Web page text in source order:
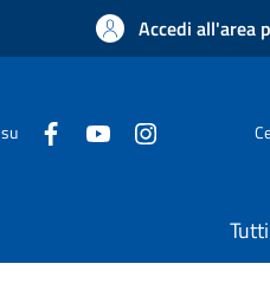
Accedi all'area